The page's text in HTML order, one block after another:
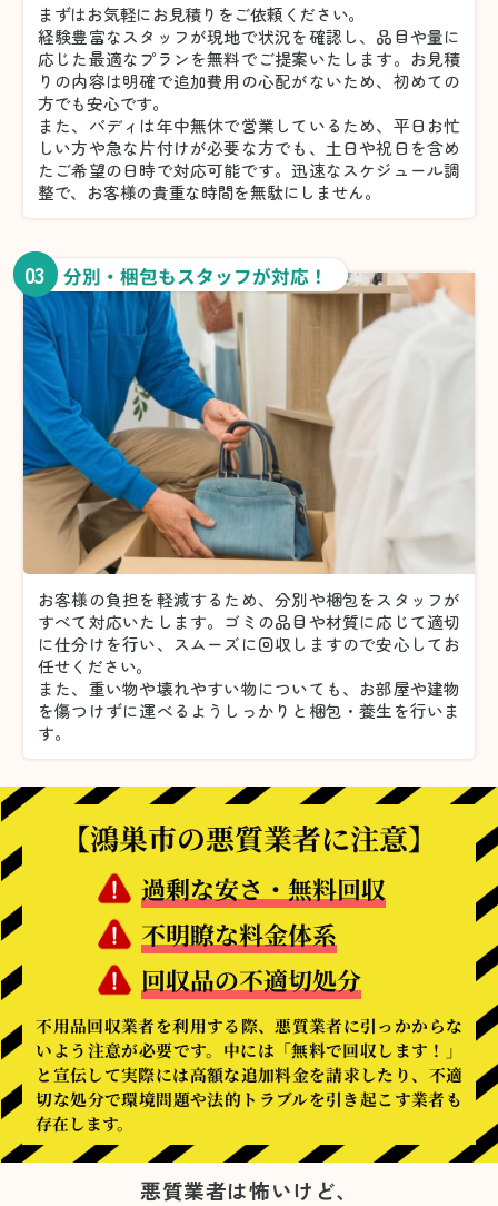
まずはお気軽にお見積りをご依頼ください。
経験豊富なスタッフが現地で状況を確認し、品目や量に
応じた最適なプランを無料でご提案いたします。お見積
りの内容は明確で追加費用の心配がないため、初めての
方でも安心です。
また、バディは年中無休で営業しているため、平日お忙
しい方や急な片付けが必要な方でも、土日や祝日を含め
たご希望の日時で対応可能です。迅速なスケジュール調
整で、お客様の貴重な時間を無駄にしません。
03 分別・梱包もスタッフが対応！
お客様の負担を軽減するため、分別や梱包をスタッフが
すべて対応いたします。 ゴミの品目や材質に応じて適切
に仕分けを行い、スムーズに回収しますので安心してお
任せください。
また、重い物や壊れやすい物についても、お部屋や建物
を傷つけずに運べるようしっかりと梱包・養生を行いま
す。
【鴻巣市の悪質業者に注意】
過剰な安さ・無料回収
不明瞭な料金体系
回収品の不適切処分
不用品回収業者を利用する際、悪質業者に引っかからな
いよう注意が必要です。中には「無料で回収します！」
と宣伝して実際には高額な追加料金を請求したり、不適
切な処分で環境問題や法的トラブルを引き起こす業者も
存在します。
悪質業者は怖いけど、